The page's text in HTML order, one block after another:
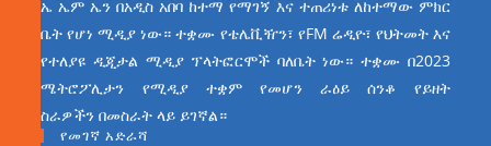
ኤ ኤም ኤን በአዲስ አበባ ከተማ የማገኝ እና ተጠሪነቱ ለከተማው ምክር
ቤት የሆነ ሚዲያ ነው። ተቋሙ የቴሌቪዥን፣ የFM ሬዲዮ፣ የህትመት እና
የተለያዩ ዲጂታል ሚዲያ ፕላትፎርሞች ባለቤት ነው። ተቋሙ በ2023
ሜትሮፖሊታን የሚዲያ ተቋም የመሆን ራዕይ ሰንቆ የይዘት
ስራዎችን በመስራት ላይ ይገኛል።
የመገኛ አድራሻ